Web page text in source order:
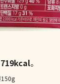
719kcal。